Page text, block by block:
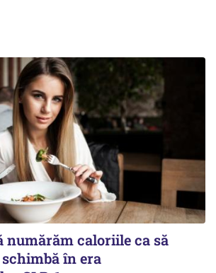
numărăm caloriile ca să
schimbă în era